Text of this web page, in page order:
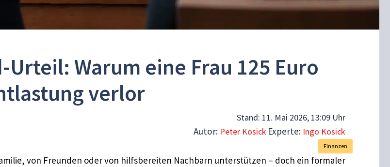
Warum eine Frau 125 Euro
verlor
Stand: 11. Mai 2026, 13:09 Uhr
Autor: Peter Kosick Experte: Ingo Kosick
Finanzen
von Freunden oder von hilfsbereiten Nachbarn unterstützen – doch ein formaler